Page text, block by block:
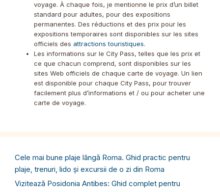
voyage. À chaque fois, je mentionne le prix d’un billet
standard pour adultes, pour des expositions
permanentes. Des réductions et des prix pour les
expositions temporaires sont disponibles sur les sites
officiels des attractions touristiques.
Les informations sur le City Pass, telles que les prix et
ce que chacun comprend, sont disponibles sur les
sites Web officiels de chaque carte de voyage. Un lien
est disponible pour chaque City Pass, pour trouver
facilement plus d’informations et / ou pour acheter une
carte de voyage.
Cele mai bune plaje lângă Roma. Ghid practic pentru
plaje, trenuri, lido și excursii de o zi din Roma
Vizitează Posidonia Antibes: Ghid complet pentru